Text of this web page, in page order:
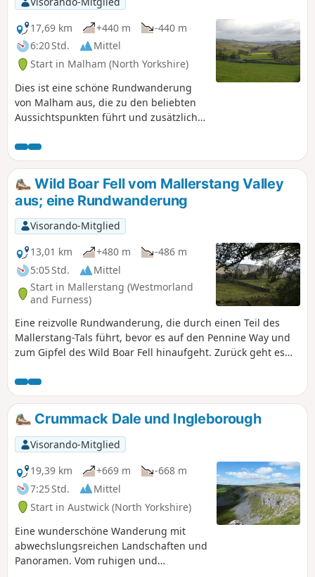
Zwischenstopp für eine Erfrischung. Der
Rückweg entlang des Flussufers bietet
weitere interessante Ausblicke auf
Hanlith Hall, die alte Mühle in Scalegill
und Aire Head, die Quelle des Flusses
Aire.
17,69 km
+440 m
-440 m
6:20 Std.
Mittel
Start in Malham (North Yorkshire)
Dies ist eine schöne Rundwanderung
von Malham aus, die zu den beliebten
Aussichtspunkten führt und zusätzlich
Haupttals bietet. Der Aufstieg ist nicht
sehr steil und der größte Teil der
Wanderung verläuft auf guten Wegen
oder Pfaden. Auf dieser Wanderung
besuchen Sie: Malham Cove, das
römische Militärlager Mastiles, die
Bordley Farms und ein wunderschönes
Tal, Gordale Scar und Janet's Foss.
Wild Boar Fell vom Mallerstang Valley
aus; eine Rundwanderung
Visorando-Mitglied
13,01 km
+480 m
-486 m
5:05 Std.
Mittel
Start in Mallerstang (Westmorland
and Furness)
Eine reizvolle Rundwanderung, die durch einen Teil des
Mallerstang-Tals führt, bevor es auf den Pennine Way und
zum Gipfel des Wild Boar Fell hinaufgeht. Zurück geht es
hinunter zu den Überresten von Pendragon Castle.
Crummack Dale und Ingleborough
Visorando-Mitglied
19,39 km
+669 m
-668 m
7:25 Std.
Mittel
Start in Austwick (North Yorkshire)
Eine wunderschöne Wanderung mit
abwechslungsreichen Landschaften und
Panoramen. Vom ruhigen und